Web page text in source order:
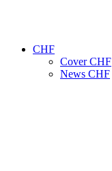
CHF
Cover CHF
News CHF